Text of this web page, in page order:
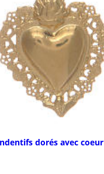
dorés avec